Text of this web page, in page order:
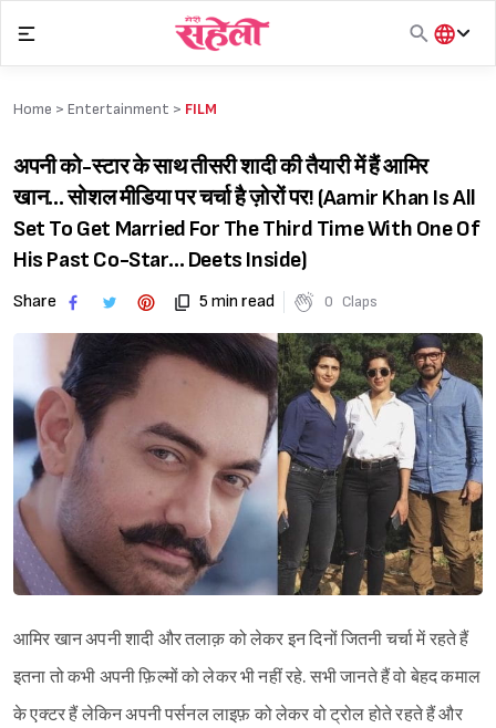
content
हिंदी
Home > Entertainment > FILM
अपनी को-स्टार के साथ तीसरी शादी की तैयारी में हैं आमिर
खान… सोशल मीडिया पर चर्चा है ज़ोरों पर! (Aamir Khan Is All
Set To Get Married For The Third Time With One Of
His Past Co-Star… Deets Inside)
Share 5 min read 0 Claps
आमिर खान अपनी शादी और तलाक़ को लेकर इन दिनों जितनी चर्चा में रहते हैं
इतना तो कभी अपनी फ़िल्मों को लेकर भी नहीं रहे. सभी जानते हैं वो बेहद कमाल
के एक्टर हैं लेकिन अपनी पर्सनल लाइफ़ को लेकर वो ट्रोल होते रहते हैं और